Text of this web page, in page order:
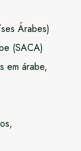
Árabes)
(SACA)
em árabe,